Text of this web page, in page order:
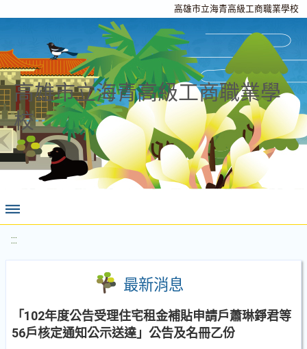
高雄市立海青高級工商職業學校
高雄市立海青高級工商職業學
校
:::
最新消息
「102年度公告受理住宅租金補貼申請戶蕭琳錚君等
56戶核定通知公示送達」公告及名冊乙份